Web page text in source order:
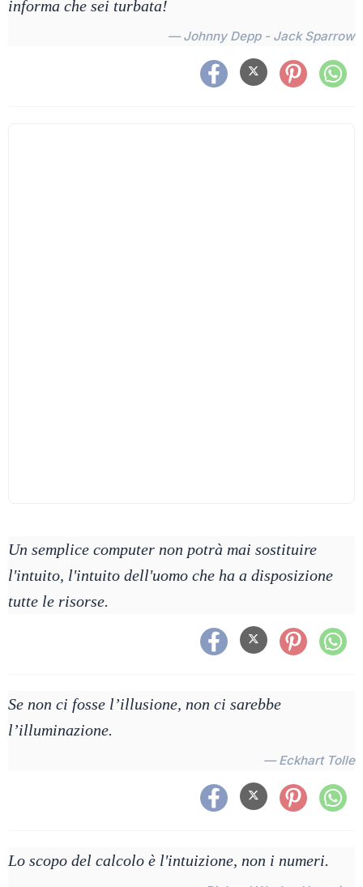
informa che sei turbata!
— Johnny Depp - Jack Sparrow
Un semplice computer non potrà mai sostituire
l'intuito, l'intuito dell'uomo che ha a disposizione
tutte le risorse.
Se non ci fosse l’illusione, non ci sarebbe
l’illuminazione.
— Eckhart Tolle
Lo scopo del calcolo è l'intuizione, non i numeri.